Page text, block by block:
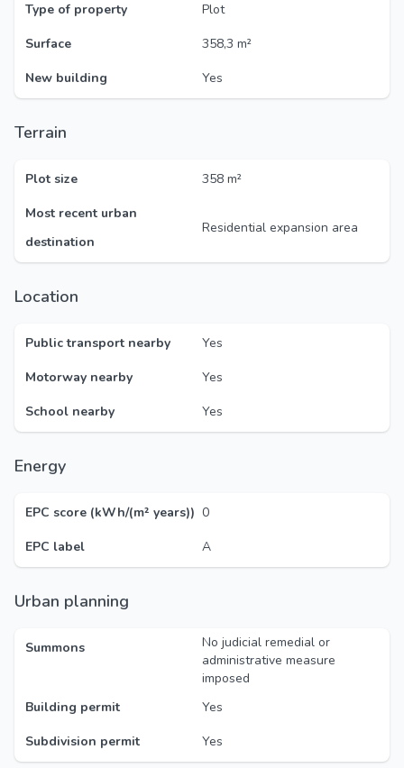
Type of property
Plot
Surface
358,3 m²
New building
Yes
Terrain
Plot size
358 m²
Most recent urban
destination
Residential expansion area
Location
Public transport nearby
Yes
Motorway nearby
Yes
School nearby
Yes
Energy
EPC score (kWh/(m² years)) 0
EPC label
A
Urban planning
Summons
No judicial remedial or
administrative measure
imposed
Building permit
Yes
Subdivision permit
Yes